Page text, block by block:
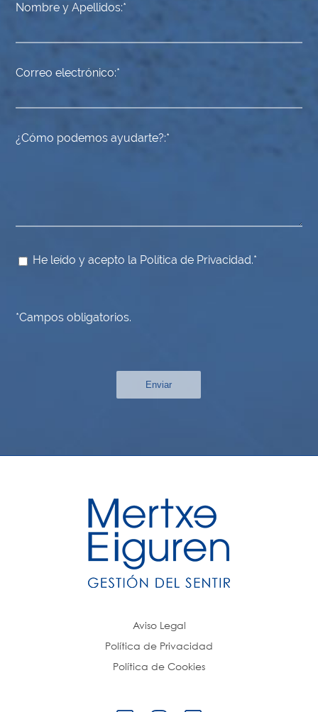
Nombre y Apellidos:
Correo electrónico:
¿Cómo podemos ayudarte?:
He leído y acepto la Política de Privacidad.
*Campos obligatorios.
Enviar
Aviso Legal
Política de Privacidad
Política de Cookies